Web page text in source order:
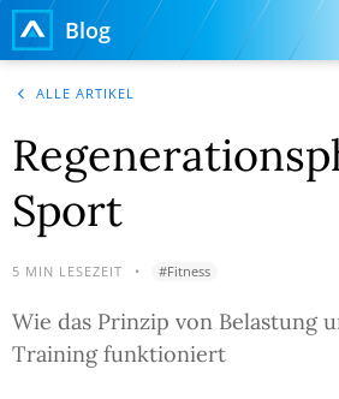
Blog
ALLE ARTIKEL
Sport
5 MIN LESEZEIT • #Fitness
Wie das Prinzip von Belastung
Training funktioniert